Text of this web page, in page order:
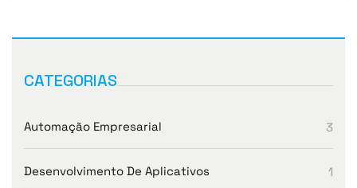
CATEGORIAS
Automação Empresarial 3
Desenvolvimento De Aplicativos 1